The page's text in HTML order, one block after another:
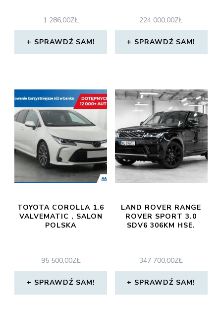
1 286,00ZŁ
SPRAWDŹ SAM!
224 000,00ZŁ
SPRAWDŹ SAM!
TOYOTA COROLLA 1.6
VALVEMATIC , SALON
POLSKA
95 500,00ZŁ
SPRAWDŹ SAM!
LAND ROVER RANGE
ROVER SPORT 3.0
SDV6 306KM HSE.
347 700,00ZŁ
SPRAWDŹ SAM!